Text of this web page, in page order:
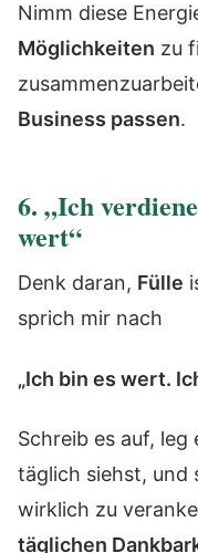
Nimm diese
Möglichkeiten zu
Business passen.
6. „Ich
wert“
Denk daran, Fülle
sprich mir nach
„Ich bin es wert.
Schreib es auf, leg
täglich siehst, und
wirklich zu
täglichen